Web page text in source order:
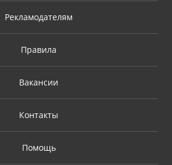
Рекламодателям
Правила
Вакансии
Контакты
Помощь